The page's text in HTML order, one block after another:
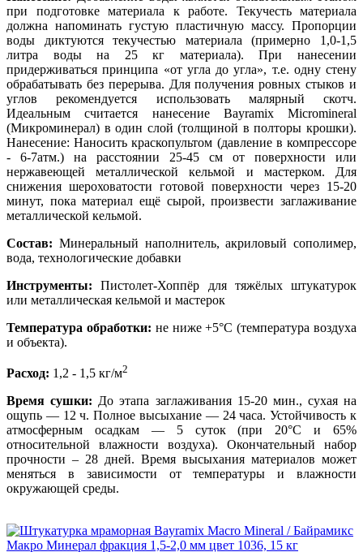
при подготовке материала к работе. Текучесть материала
должна напоминать густую пластичную массу. Пропорции
воды диктуются текучестью материала (примерно 1,0-1,5
литра воды на 25 кг материала). При нанесении
придерживаться принципа «от угла до угла», т.е. одну стену
обрабатывать без перерыва. Для получения ровных стыков и
углов рекомендуется использовать малярный скотч.
Идеальным считается нанесение Bayramix Micromineral
(Микроминерал) в один слой (толщиной в полторы крошки).
Нанесение: Наносить краскопультом (давление в компрессоре
- 6-7атм.) на расстоянии 25-45 см от поверхности или
нержавеющей металлической кельмой и мастерком. Для
снижения шероховатости готовой поверхности через 15-20
минут, пока материал ещё сырой, произвести заглаживание
металлической кельмой.
Состав: Минеральный наполнитель, акриловый сополимер,
вода, технологические добавки
Инструменты: Пистолет-Хоппёр для тяжёлых штукатурок
или металлическая кельмой и мастерок
Температура обработки: не ниже +5°С (температура воздуха
и объекта).
Расход: 1,2 - 1,5 кг/м2
Время сушки: До этапа заглаживания 15-20 мин., сухая на
ощупь — 12 ч. Полное высыхание — 24 часа. Устойчивость к
атмосферным осадкам — 5 суток (при 20°С и 65%
относительной влажности воздуха). Окончательный набор
прочности – 28 дней. Время высыхания материалов может
меняться в зависимости от температуры и влажности
окружающей среды.